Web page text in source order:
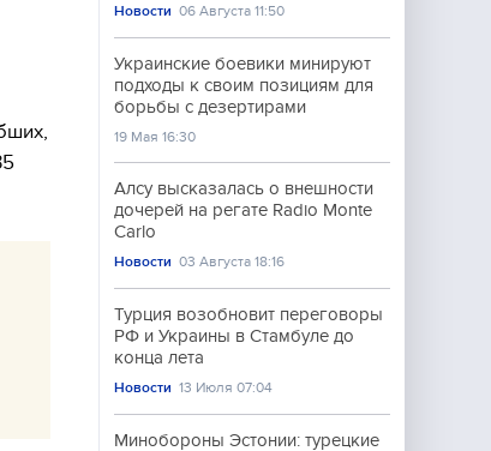
Новости 06 Августа 11:50
Украинские боевики минируют
подходы к своим позициям для
борьбы с дезертирами
19 Мая 16:30
Алсу высказалась о внешности
дочерей на регате Radio Monte
Carlo
Новости 03 Августа 18:16
Турция возобновит переговоры
РФ и Украины в Стамбуле до
конца лета
Новости 13 Июля 07:04
Минобороны Эстонии: турецкие